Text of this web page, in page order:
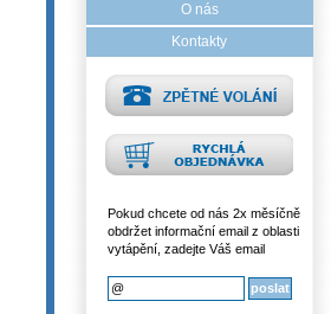
O nás
Kontakty
Pokud chcete od nás 2x měsíčně
obdržet informační email z oblasti
vytápění, zadejte Váš email